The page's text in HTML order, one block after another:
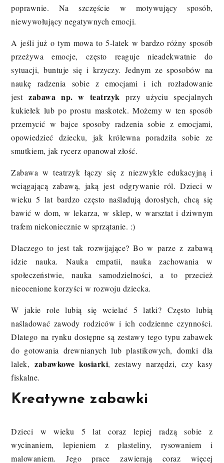
poprawnie. Na szczęście w motywujący sposób,
niewywołujący negatywnych emocji.
A jeśli już o tym mowa to 5-latek w bardzo różny sposób
przeżywa emocje, często reaguje nieadekwatnie do
sytuacji, buntuje się i krzyczy. Jednym ze sposobów na
naukę radzenia sobie z emocjami i ich rozładowanie
jest zabawa np. w teatrzyk
przy użyciu specjalnych
kukiełek lub po prostu maskotek. Możemy w ten sposób
przemycić w bajce sposoby radzenia sobie z emocjami,
opowiedzieć dziecku, jak królewna poradziła sobie ze
smutkiem, jak rycerz opanował złość.
Zabawa w teatrzyk łączy się z niezwykle edukacyjną i
wciągającą zabawą, jaką jest odgrywanie ról. Dzieci w
wieku 5 lat bardzo często naśladują dorosłych, chcą się
bawić w dom, w lekarza, w sklep, w warsztat i dziwnym
trafem niekoniecznie w sprzątanie. :)
Dlaczego to jest tak rozwijające? Bo w parze z zabawą
idzie nauka. Nauka empatii, nauka zachowania w
społeczeństwie, nauka samodzielności, a to przecież
nieocenione korzyści w rozwoju dziecka.
W jakie role lubią się wcielać 5 latki? Często lubią
naśladować zawody rodziców i ich codzienne czynności.
Dlatego na rynku dostępne są zestawy tego typu zabawek
do gotowania drewnianych lub plastikowych, domki dla
lalek, zabawkowe kosiarki, zestawy narzędzi, czy kasy
fiskalne.
Kreatywne zabawki
Dzieci w wieku 5 lat coraz lepiej radzą sobie z
wycinaniem, lepieniem z plasteliny, rysowaniem i
malowaniem. Jego prace zawierają coraz więcej